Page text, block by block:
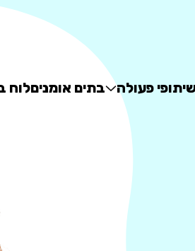
פעולה בתים אומניםלוח